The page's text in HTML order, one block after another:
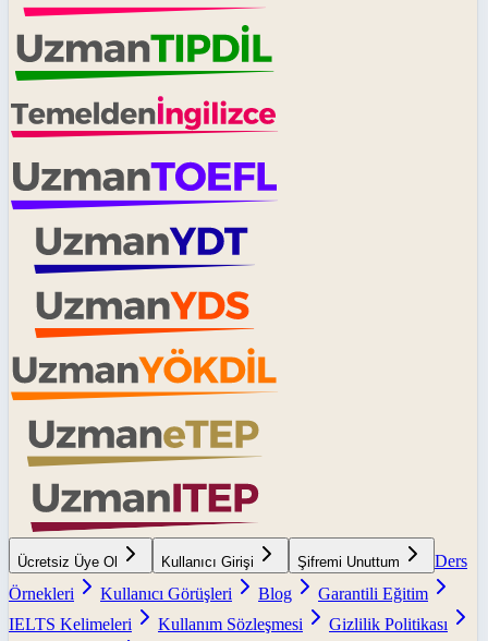
Ücretsiz Üye Ol Kullanıcı Girişi Şifremi Unuttum
Ders
Örnekleri
Kullanıcı Görüşleri Blog
Garantili Eğitim
IELTS Kelimeleri
Kullanım Sözleşmesi
Gizlilik Politikası